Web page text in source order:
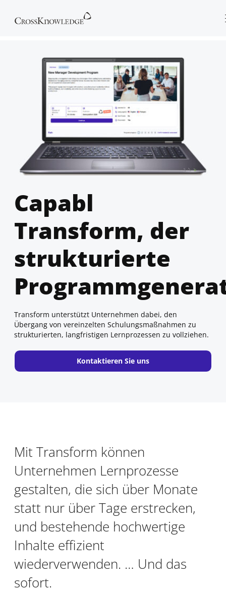
Capabl
Transform, der
strukturierte
Transform unterstützt Unternehmen dabei, den
Übergang von vereinzelten Schulungsmaßnahmen zu
strukturierten, langfristigen Lernprozessen zu vollziehen.
Kontaktieren Sie uns
Mit Transform können
Unternehmen Lernprozesse
gestalten, die sich über Monate
statt nur über Tage erstrecken,
und bestehende hochwertige
Inhalte effizient
wiederverwenden. … Und das
sofort.